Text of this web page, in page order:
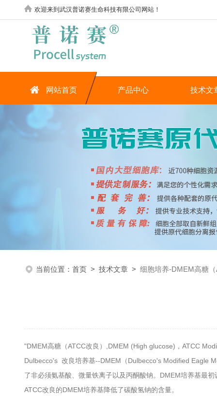
欢迎来到武汉普诺赛生命科技有限公司网站！
网站首页 产品中心 技术文
当前位置： 首页 > 技术文章 > 细胞培养-DMEM高糖
"DMEM高糖（ATCC改良）,DMEM (High glucose)，ATCC
Dulbecco's 改良培养基--DMEM（Dulbecco's Modified Eagle
了非必须氨基酸、微量铁离子以及丙酮酸钠。DMEM培养基最
ATCC改良的DMEM培养基降低了碳酸氢钠的含量。